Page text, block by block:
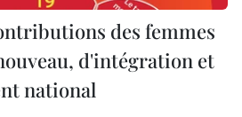
des femmes
d'intégration et
national